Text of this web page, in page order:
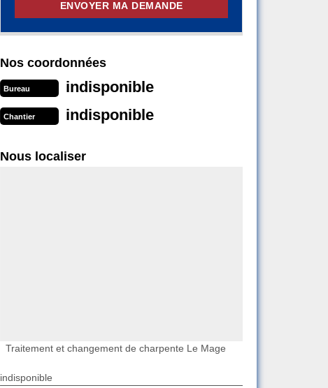
Nos coordonnées
Bureau indisponible
Chantier indisponible
Nous localiser
Traitement et changement de charpente Le Mage
indisponible